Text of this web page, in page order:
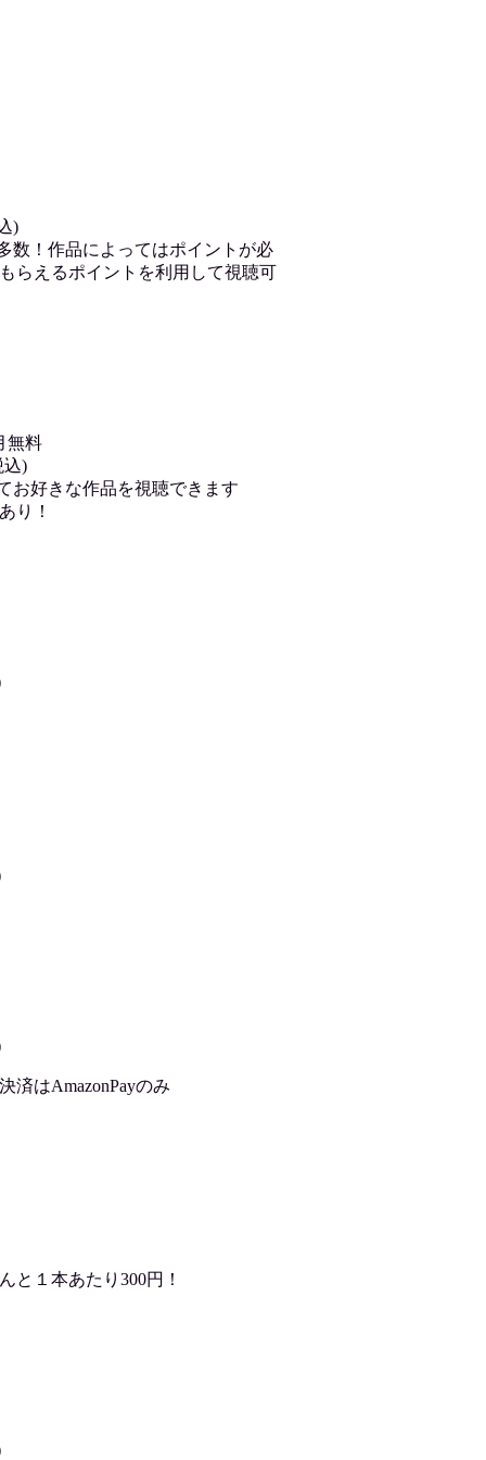
)
！作品によってはポイントが必
らえるポイントを利用して視聴可
無料
込)
お好きな作品を視聴できます
り！
済はAmazonPayのみ
と１本あたり300円！